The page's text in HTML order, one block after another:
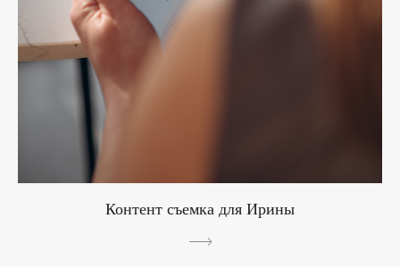
Контент съемка для Ирины